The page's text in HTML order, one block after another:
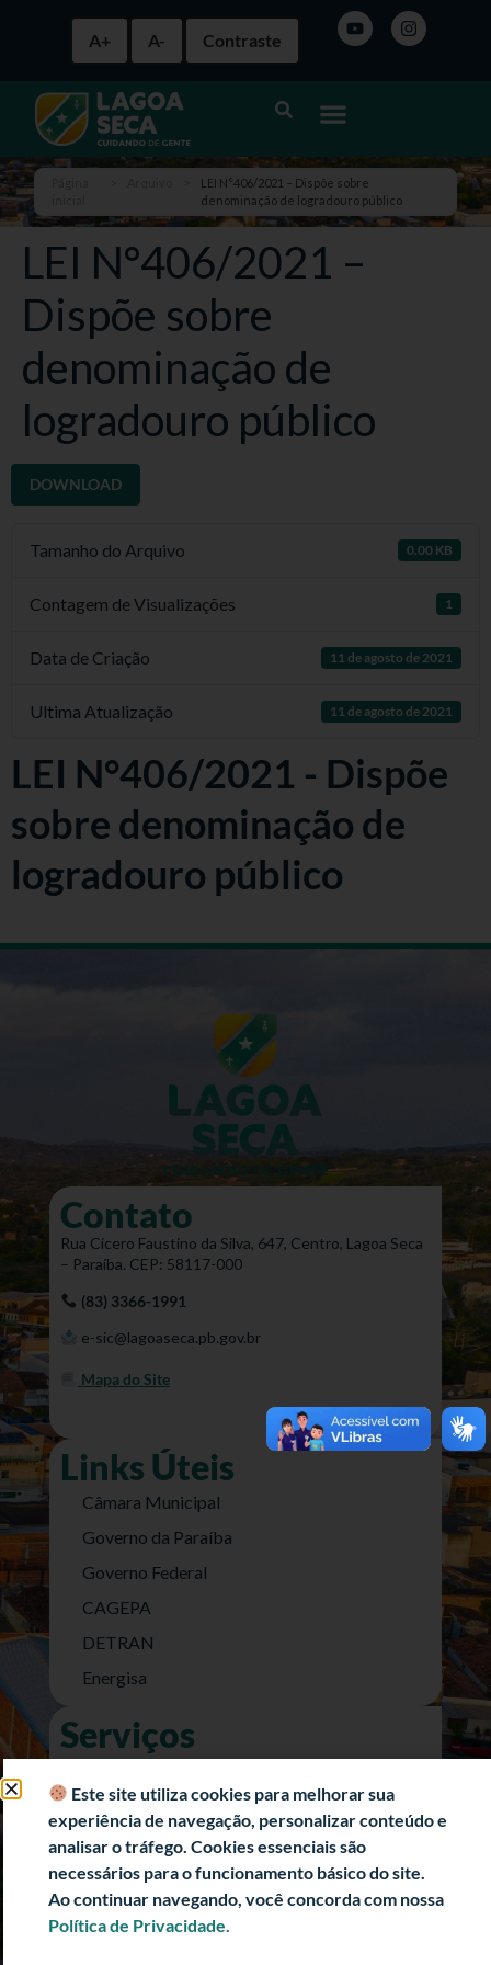
A+ A- Contraste
LEI N°406/2021 – Dispõe sobre
denominação de logradouro público
LEI N°406/2021 –
Dispõe sobre
denominação de
logradouro público
DOWNLOAD
Tamanho do Arquivo 0.00 KB
Contagem de Visualizações 1
Data de Criação 11 de agosto de 2021
Ultima Atualização 11 de agosto de 2021
LEI N°406/2021 - Dispõe
sobre denominação de
logradouro público
Contato
Rua Cícero Faustino da Silva, 647, Centro, Lagoa Seca
– Paraíba. CEP: 58117-000
(83) 3366-1991
e-sic@lagoaseca.pb.gov.br
Mapa do Site
Links Úteis
Câmara Municipal
Governo da Paraíba
Governo Federal
CAGEPA
DETRAN
Energisa
Serviços
e-SIC (Acesso a Informação)
Transparência Fiscal
História
Informações Turísticas
Este site utiliza cookies para melhorar sua
experiência de navegação, personalizar conteúdo e
analisar o tráfego. Cookies essenciais são
necessários para o funcionamento básico do site.
Ao continuar navegando, você concorda com nossa
Política de Privacidade.